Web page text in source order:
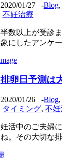
2020/01/27 -Blog,
不妊治療
半数以上が受診
象にしたアンケ
排卵日予測は
2020/01/26 -Blog,
タイミング, 不妊
妊活中のご夫婦
ね。その大切な